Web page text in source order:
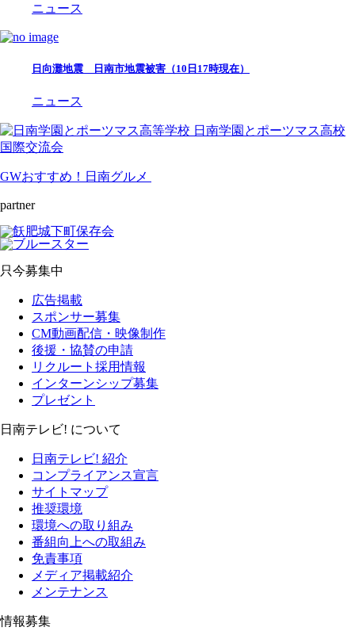
ニュース
日向灘地震 日南市地震被害（10日17時現在）
ニュース
日南学園とポーツマス高校
国際交流会
GWおすすめ！日南グルメ
partner
只今募集中
広告掲載
スポンサー募集
CM動画配信・映像制作
後援・協賛の申請
リクルート採用情報
インターンシップ募集
プレゼント
日南テレビ! について
日南テレビ! 紹介
コンプライアンス宣言
サイトマップ
推奨環境
環境への取り組み
番組向上への取組み
免責事項
メディア掲載紹介
メンテナンス
情報募集